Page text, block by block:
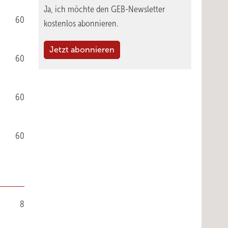
60
60
60
60
8
Ja, ich möchte den GEB-Newsletter
kostenlos abonnieren.
Jetzt abonnieren